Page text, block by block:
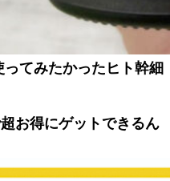
てみたかったヒト幹細
お得にゲットできるん